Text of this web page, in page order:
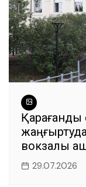
Қарағанды
вокзалы
29.07.2026